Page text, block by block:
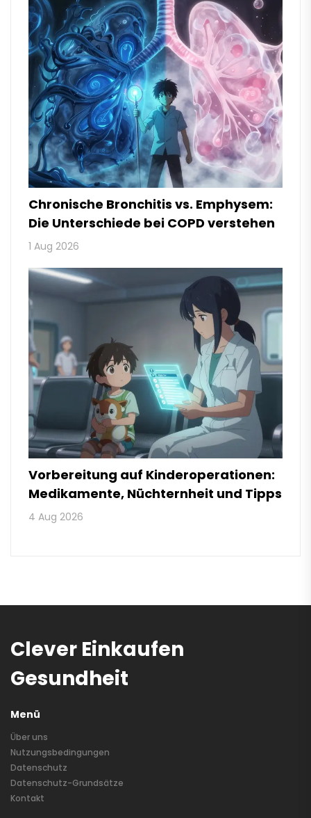
Chronische Bronchitis vs. Emphysem:
Die Unterschiede bei COPD verstehen
1 Aug 2026
Vorbereitung auf Kinderoperationen:
Medikamente, Nüchternheit und Tipps
4 Aug 2026
Clever Einkaufen
Gesundheit
Menü
Über uns
Nutzungsbedingungen
Datenschutz
Datenschutz-Grundsätze
Kontakt